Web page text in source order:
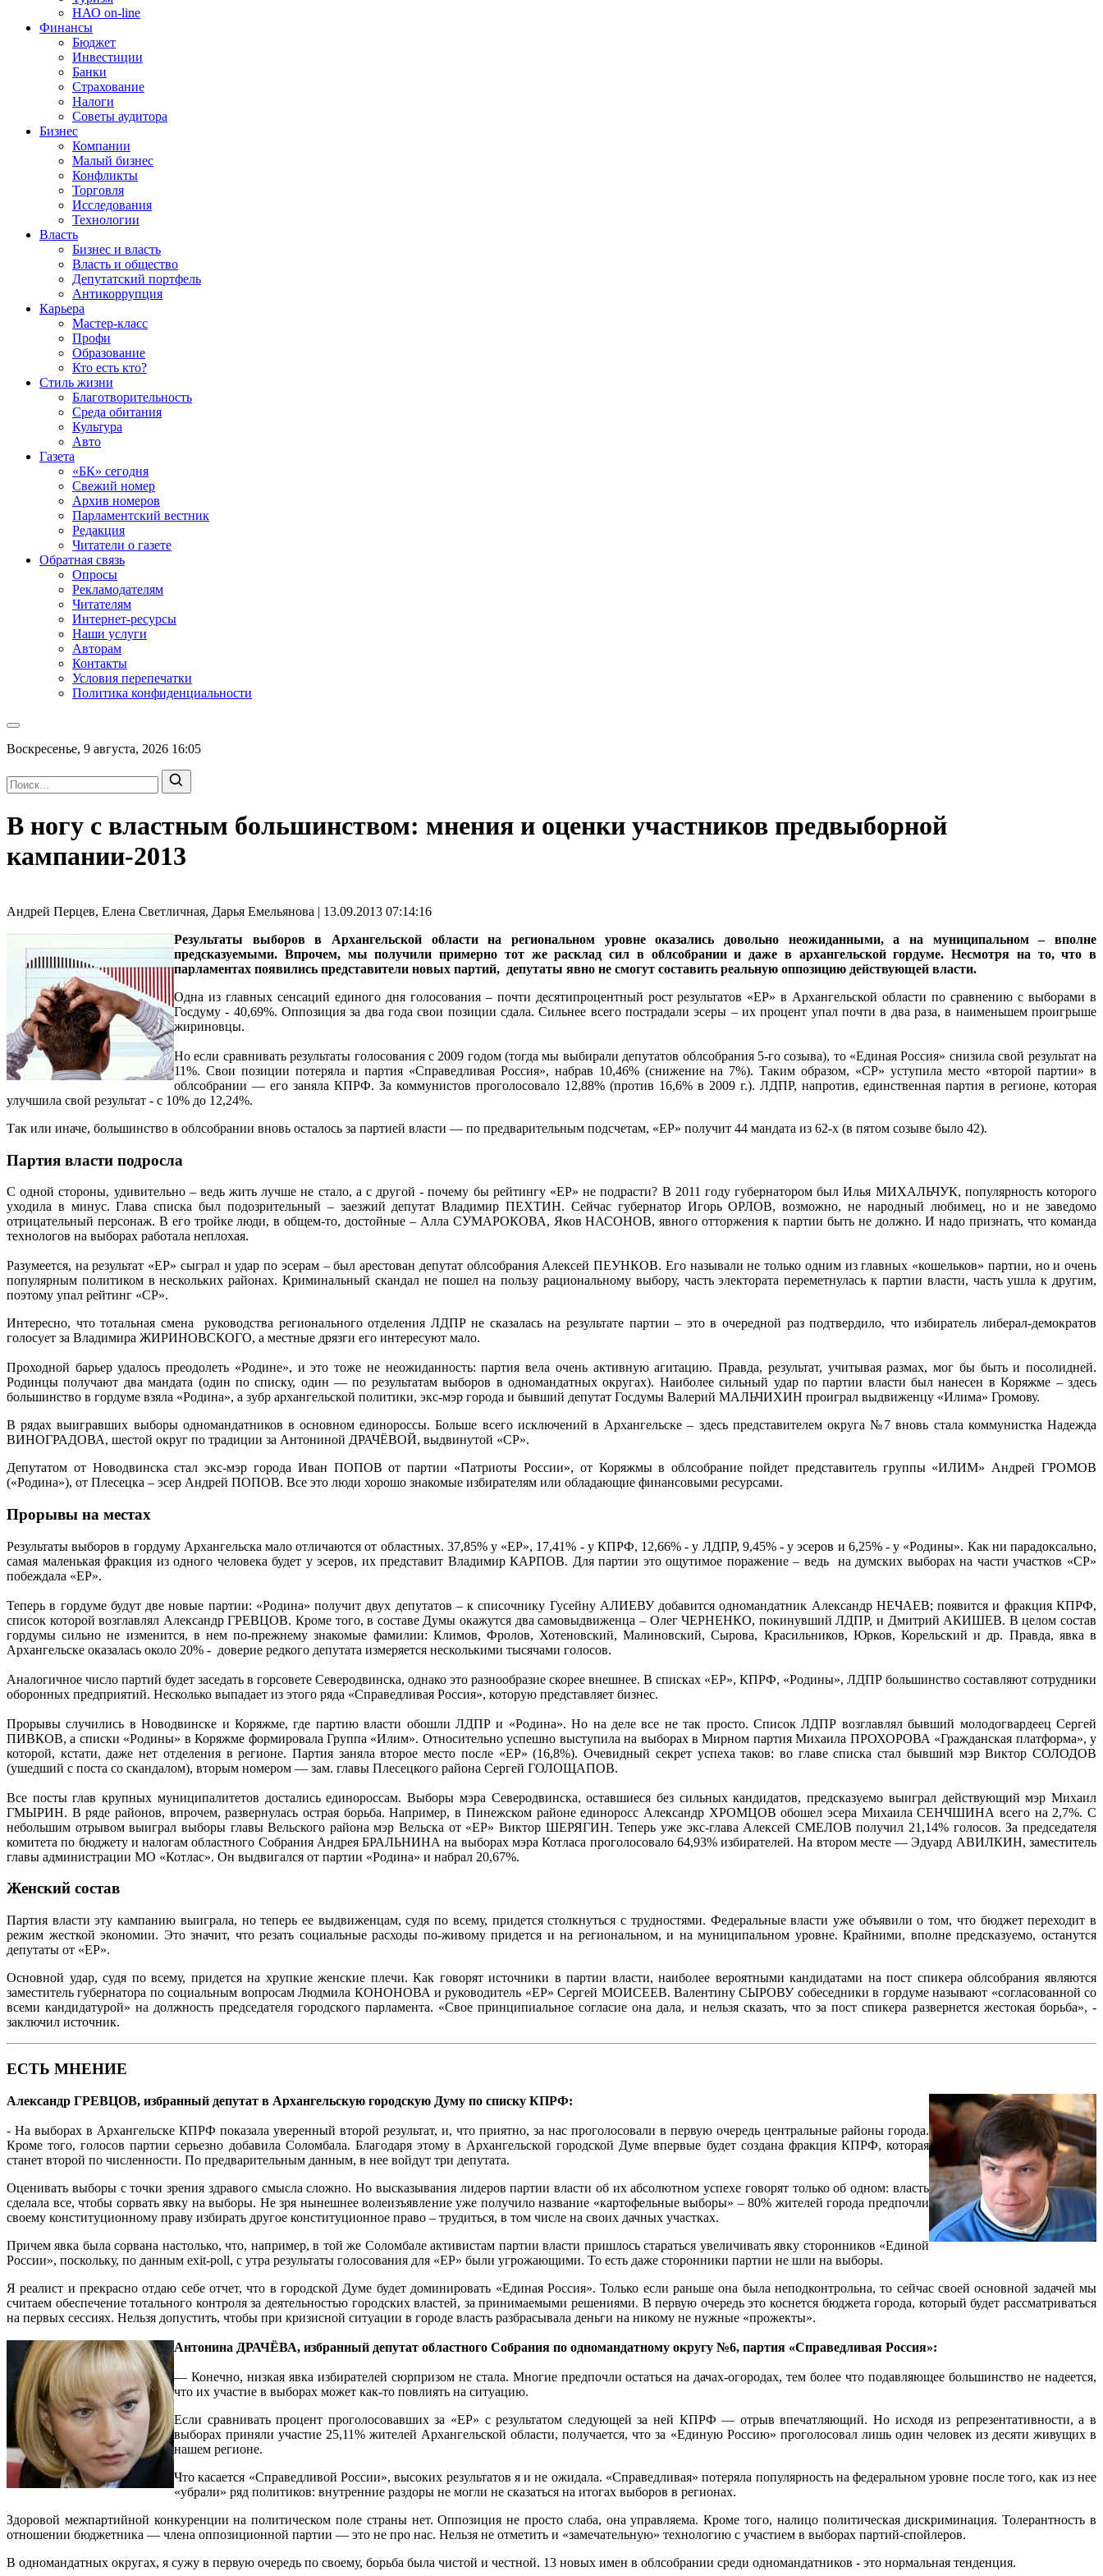
НАО on-line
Финансы
Бюджет
Инвестиции
Банки
Страхование
Налоги
Советы аудитора
Бизнес
Компании
Малый бизнес
Конфликты
Торговля
Исследования
Технологии
Власть
Бизнес и власть
Власть и общество
Депутатский портфель
Антикоррупция
Карьера
Мастер-класс
Профи
Образование
Кто есть кто?
Стиль жизни
Благотворительность
Среда обитания
Культура
Авто
Газета
«БК» сегодня
Свежий номер
Архив номеров
Парламентский вестник
Редакция
Читатели о газете
Обратная связь
Опросы
Рекламодателям
Читателям
Интернет-ресурсы
Наши услуги
Авторам
Контакты
Условия перепечатки
Политика конфиденциальности
Воскресенье, 9 августа, 2026 16:05
В ногу с властным большинством: мнения и оценки участников предвыборной
кампании-2013
Андрей Перцев, Елена Светличная, Дарья Емельянова | 13.09.2013 07:14:16
Результаты выборов в Архангельской области на региональном уровне оказались довольно неожиданными, а на муниципальном – вполне
предсказуемыми. Впрочем, мы получили примерно тот же расклад сил в облсобрании и даже в архангельской гордуме. Несмотря на то, что в
парламентах появились представители новых партий, депутаты явно не смогут составить реальную оппозицию действующей власти.
Одна из главных сенсаций единого дня голосования – почти десятипроцентный рост результатов «ЕР» в Архангельской области по сравнению с выборами в
Госдуму - 40,69%. Оппозиция за два года свои позиции сдала. Сильнее всего пострадали эсеры – их процент упал почти в два раза, в наименьшем проигрыше
жириновцы.
Но если сравнивать результаты голосования с 2009 годом (тогда мы выбирали депутатов облсобрания 5-го созыва), то «Единая Россия» снизила свой результат на
11%. Свои позиции потеряла и партия «Справедливая Россия», набрав 10,46% (снижение на 7%). Таким образом, «СР» уступила место «второй партии» в
облсобрании — его заняла КПРФ. За коммунистов проголосовало 12,88% (против 16,6% в 2009 г.). ЛДПР, напротив, единственная партия в регионе, которая
улучшила свой результат - с 10% до 12,24%.
Так или иначе, большинство в облсобрании вновь осталось за партией власти — по предварительным подсчетам, «ЕР» получит 44 мандата из 62-х (в пятом созыве было 42).
Партия власти подросла
С одной стороны, удивительно – ведь жить лучше не стало, а с другой - почему бы рейтингу «ЕР» не подрасти? В 2011 году губернатором был Илья МИХАЛЬЧУК, популярность которого
уходила в минус. Глава списка был подозрительный – заезжий депутат Владимир ПЕХТИН. Сейчас губернатор Игорь ОРЛОВ, возможно, не народный любимец, но и не заведомо
отрицательный персонаж. В его тройке люди, в общем-то, достойные – Алла СУМАРОКОВА, Яков НАСОНОВ, явного отторжения к партии быть не должно. И надо признать, что команда
технологов на выборах работала неплохая.
Разумеется, на результат «ЕР» сыграл и удар по эсерам – был арестован депутат облсобрания Алексей ПЕУНКОВ. Его называли не только одним из главных «кошельков» партии, но и очень
популярным политиком в нескольких районах. Криминальный скандал не пошел на пользу рациональному выбору, часть электората переметнулась к партии власти, часть ушла к другим,
поэтому упал рейтинг «СР».
Интересно, что тотальная смена руководства регионального отделения ЛДПР не сказалась на результате партии – это в очередной раз подтвердило, что избиратель либерал-демократов
голосует за Владимира ЖИРИНОВСКОГО, а местные дрязги его интересуют мало.
Проходной барьер удалось преодолеть «Родине», и это тоже не неожиданность: партия вела очень активную агитацию. Правда, результат, учитывая размах, мог бы быть и посолидней.
Родинцы получают два мандата (один по списку, один — по результатам выборов в одномандатных округах). Наиболее сильный удар по партии власти был нанесен в Коряжме – здесь
большинство в гордуме взяла «Родина», а зубр архангельской политики, экс-мэр города и бывший депутат Госдумы Валерий МАЛЬЧИХИН проиграл выдвиженцу «Илима» Громову.
В рядах выигравших выборы одномандатников в основном единороссы. Больше всего исключений в Архангельске – здесь представителем округа №7 вновь стала коммунистка Надежда
ВИНОГРАДОВА, шестой округ по традиции за Антониной ДРАЧЁВОЙ, выдвинутой «СР».
Депутатом от Новодвинска стал экс-мэр города Иван ПОПОВ от партии «Патриоты России», от Коряжмы в облсобрание пойдет представитель группы «ИЛИМ» Андрей ГРОМОВ
(«Родина»), от Плесецка – эсер Андрей ПОПОВ. Все это люди хорошо знакомые избирателям или обладающие финансовыми ресурсами.
Прорывы на местах
Результаты выборов в гордуму Архангельска мало отличаются от областных. 37,85% у «ЕР», 17,41% - у КПРФ, 12,66% - у ЛДПР, 9,45% - у эсеров и 6,25% - у «Родины». Как ни парадоксально,
самая маленькая фракция из одного человека будет у эсеров, их представит Владимир КАРПОВ. Для партии это ощутимое поражение – ведь на думских выборах на части участков «СР»
побеждала «ЕР».
Теперь в гордуме будут две новые партии: «Родина» получит двух депутатов – к списочнику Гусейну АЛИЕВУ добавится одномандатник Александр НЕЧАЕВ; появится и фракция КПРФ,
список которой возглавлял Александр ГРЕВЦОВ. Кроме того, в составе Думы окажутся два самовыдвиженца – Олег ЧЕРНЕНКО, покинувший ЛДПР, и Дмитрий АКИШЕВ. В целом состав
гордумы сильно не изменится, в нем по-прежнему знакомые фамилии: Климов, Фролов, Хотеновский, Малиновский, Сырова, Красильников, Юрков, Корельский и др. Правда, явка в
Архангельске оказалась около 20% - доверие редкого депутата измеряется несколькими тысячами голосов.
Аналогичное число партий будет заседать в горсовете Северодвинска, однако это разнообразие скорее внешнее. В списках «ЕР», КПРФ, «Родины», ЛДПР большинство составляют сотрудники
оборонных предприятий. Несколько выпадает из этого ряда «Справедливая Россия», которую представляет бизнес.
Прорывы случились в Новодвинске и Коряжме, где партию власти обошли ЛДПР и «Родина». Но на деле все не так просто. Список ЛДПР возглавлял бывший молодогвардеец Сергей
ПИВКОВ, а списки «Родины» в Коряжме формировала Группа «Илим». Относительно успешно выступила на выборах в Мирном партия Михаила ПРОХОРОВА «Гражданская платформа», у
которой, кстати, даже нет отделения в регионе. Партия заняла второе место после «ЕР» (16,8%). Очевидный секрет успеха таков: во главе списка стал бывший мэр Виктор СОЛОДОВ
(ушедший с поста со скандалом), вторым номером — зам. главы Плесецкого района Сергей ГОЛОЩАПОВ.
Все посты глав крупных муниципалитетов достались единороссам. Выборы мэра Северодвинска, оставшиеся без сильных кандидатов, предсказуемо выиграл действующий мэр Михаил
ГМЫРИН. В ряде районов, впрочем, развернулась острая борьба. Например, в Пинежском районе единоросс Александр ХРОМЦОВ обошел эсера Михаила СЕНЧШИНА всего на 2,7%. С
небольшим отрывом выиграл выборы главы Вельского района мэр Вельска от «ЕР» Виктор ШЕРЯГИН. Теперь уже экс-глава Алексей СМЕЛОВ получил 21,14% голосов. За председателя
комитета по бюджету и налогам областного Собрания Андрея БРАЛЬНИНА на выборах мэра Котласа проголосовало 64,93% избирателей. На втором месте — Эдуард АВИЛКИН, заместитель
главы администрации МО «Котлас». Он выдвигался от партии «Родина» и набрал 20,67%.
Женский состав
Партия власти эту кампанию выиграла, но теперь ее выдвиженцам, судя по всему, придется столкнуться с трудностями. Федеральные власти уже объявили о том, что бюджет переходит в
режим жесткой экономии. Это значит, что резать социальные расходы по-живому придется и на региональном, и на муниципальном уровне. Крайними, вполне предсказуемо, останутся
депутаты от «ЕР».
Основной удар, судя по всему, придется на хрупкие женские плечи. Как говорят источники в партии власти, наиболее вероятными кандидатами на пост спикера облсобрания являются
заместитель губернатора по социальным вопросам Людмила КОНОНОВА и руководитель «ЕР» Сергей МОИСЕЕВ. Валентину СЫРОВУ собеседники в гордуме называют «согласованной со
всеми кандидатурой» на должность председателя городского парламента. «Свое принципиальное согласие она дала, и нельзя сказать, что за пост спикера развернется жестокая борьба», -
заключил источник.
ЕСТЬ МНЕНИЕ
Александр ГРЕВЦОВ, избранный депутат в Архангельскую городскую Думу по списку КПРФ:
- На выборах в Архангельске КПРФ показала уверенный второй результат, и, что приятно, за нас проголосовали в первую очередь центральные районы города.
Кроме того, голосов партии серьезно добавила Соломбала. Благодаря этому в Архангельской городской Думе впервые будет создана фракция КПРФ, которая
станет второй по численности. По предварительным данным, в нее войдут три депутата.
Оценивать выборы с точки зрения здравого смысла сложно. Но высказывания лидеров партии власти об их абсолютном успехе говорят только об одном: власть
сделала все, чтобы сорвать явку на выборы. Не зря нынешнее волеизъявление уже получило название «картофельные выборы» – 80% жителей города предпочли
своему конституционному праву избирать другое конституционное право – трудиться, в том числе на своих дачных участках.
Причем явка была сорвана настолько, что, например, в той же Соломбале активистам партии власти пришлось стараться увеличивать явку сторонников «Единой
России», поскольку, по данным exit-poll, с утра результаты голосования для «ЕР» были угрожающими. То есть даже сторонники партии не шли на выборы.
Я реалист и прекрасно отдаю себе отчет, что в городской Думе будет доминировать «Единая Россия». Только если раньше она была неподконтрольна, то сейчас своей основной задачей мы
считаем обеспечение тотального контроля за деятельностью городских властей, за принимаемыми решениями. В первую очередь это коснется бюджета города, который будет рассматриваться
на первых сессиях. Нельзя допустить, чтобы при кризисной ситуации в городе власть разбрасывала деньги на никому не нужные «прожекты».
Антонина ДРАЧЁВА, избранный депутат областного Собрания по одномандатному округу №6, партия «Справедливая Россия»:
— Конечно, низкая явка избирателей сюрпризом не стала. Многие предпочли остаться на дачах-огородах, тем более что подавляющее большинство не надеется,
что их участие в выборах может как-то повлиять на ситуацию.
Если сравнивать процент проголосовавших за «ЕР» с результатом следующей за ней КПРФ — отрыв впечатляющий. Но исходя из репрезентативности, а в
выборах приняли участие 25,11% жителей Архангельской области, получается, что за «Единую Россию» проголосовал лишь один человек из десяти живущих в
нашем регионе.
Что касается «Справедливой России», высоких результатов я и не ожидала. «Справедливая» потеряла популярность на федеральном уровне после того, как из нее
«убрали» ряд политиков: внутренние раздоры не могли не сказаться на итогах выборов в регионах.
Здоровой межпартийной конкуренции на политическом поле страны нет. Оппозиция не просто слаба, она управляема. Кроме того, налицо политическая дискриминация. Толерантность в
отношении бюджетника — члена оппозиционной партии — это не про нас. Нельзя не отметить и «замечательную» технологию с участием в выборах партий-спойлеров.
В одномандатных округах, я сужу в первую очередь по своему, борьба была чистой и честной. 13 новых имен в облсобрании среди одномандатников - это нормальная тенденция.